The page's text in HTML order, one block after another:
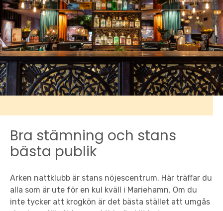
Bra stämning och stans
bästa publik
Arken nattklubb är stans nöjescentrum. Här träffar du
alla som är ute för en kul kväll i Mariehamn. Om du
inte tycker att krogkön är det bästa stället att umgås